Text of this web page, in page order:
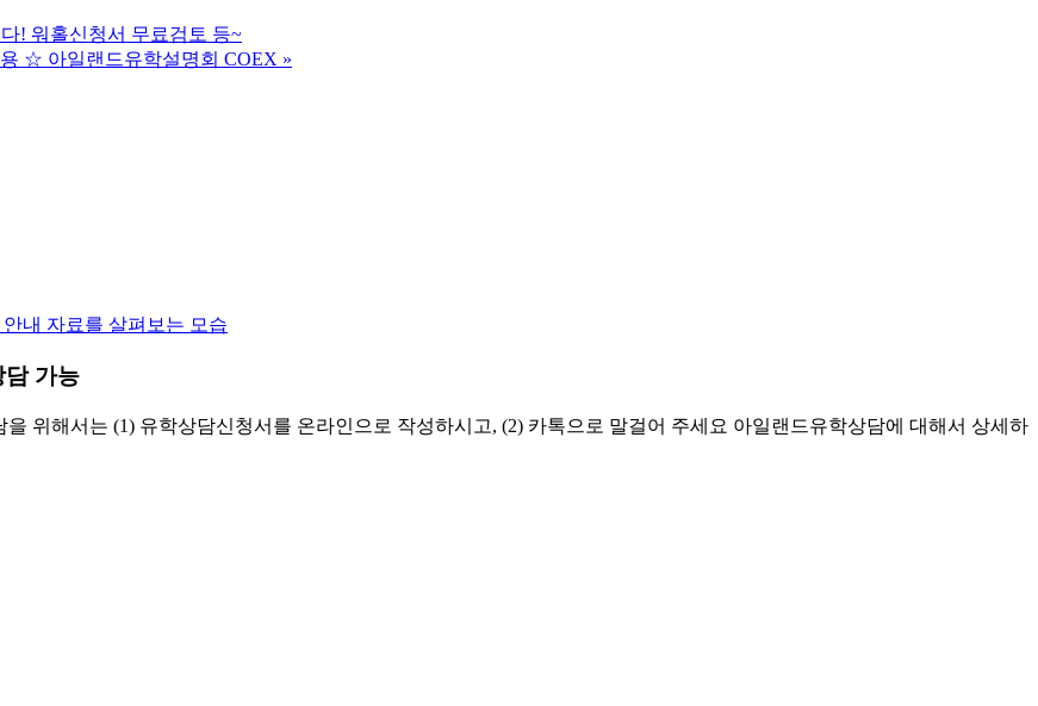
! 워홀신청서 무료검토 등~
☆ 아일랜드유학설명회 COEX »
담 가능
위해서는 (1) 유학상담신청서를 온라인으로 작성하시고, (2) 카톡으로 말걸어 주세요 아일랜드유학상담에 대해서 상세하